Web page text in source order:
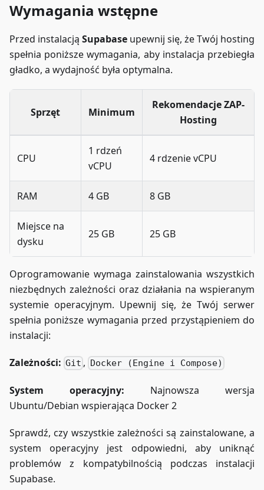
Wymagania wstępne
Przed instalacją Supabase upewnij się, że Twój hosting
spełnia poniższe wymagania, aby instalacja przebiegła
gładko, a wydajność była optymalna.
Sprzęt Minimum
Rekomendacje ZAP-
Hosting
CPU
1 rdzeń
vCPU
4 rdzenie vCPU
RAM 4 GB 8 GB
Miejsce na
dysku
25 GB 25 GB
Oprogramowanie wymaga zainstalowania wszystkich
niezbędnych zależności oraz działania na wspieranym
systemie operacyjnym. Upewnij się, że Twój serwer
spełnia poniższe wymagania przed przystąpieniem do
instalacji:
Zależności: Git , Docker (Engine i Compose)
System operacyjny: Najnowsza wersja
Ubuntu/Debian wspierająca Docker 2
Sprawdź, czy wszystkie zależności są zainstalowane, a
system operacyjny jest odpowiedni, aby uniknąć
problemów z kompatybilnością podczas instalacji
Supabase.